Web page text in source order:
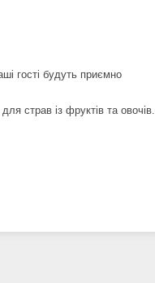
гості будуть приємно
страв із фруктів та овочів.